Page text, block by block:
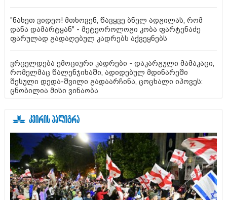
"ნახეთ ვიდეო! მთხოვენ, წავყვე ბნელ ადგილას, რომ
დანა დამარტყან" - მეტეოროლოგი კობა ფარტენაძე
ფარულად გადაღებულ კადრებს აქვეყნებს
ვრცელდება ემოციური კადრები - დაკარგული მამაკაცი,
რომელმაც წალენჯიხაში, ადიდებულ მდინარეში
შესული დედა-შვილი გადაარჩინა, ცოცხალი იპოვეს:
ცნობილია მისი ვინაობა